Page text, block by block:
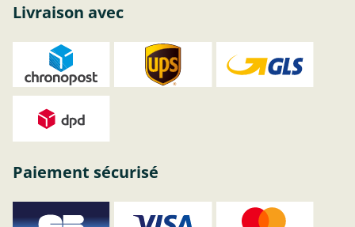
Livraison avec
Paiement sécurisé